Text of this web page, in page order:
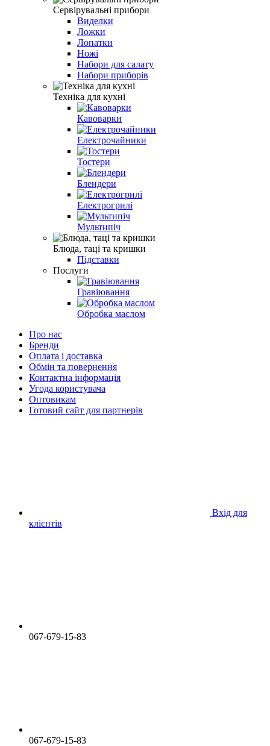
Сервірувальні прибори
Виделки
Ложки
Лопатки
Ножі
Набори для салату
Набори приборів
Техніка для кухні
Кавоварки
Електрочайники
Тостери
Блендери
Електрогрилі
Мультипіч
Блюда, таці та кришки
Підставки
Послуги
Гравіювання
Обробка маслом
Про нас
Бренди
Оплата і доставка
Обмін та повернення
Контактна інформація
Угода користувача
Оптовикам
Готовий сайт для партнерів
Вхід для
клієнтів
067-679-15-83
067-679-15-83